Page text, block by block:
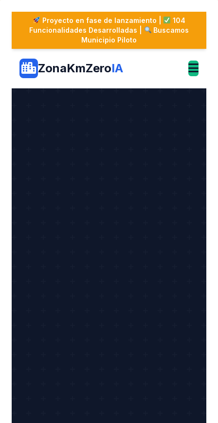
contenido
Proyecto en fase de lanzamiento |
104
Funcionalidades Desarrolladas |
Buscamos
Municipio Piloto
ZonaKmZeroIA